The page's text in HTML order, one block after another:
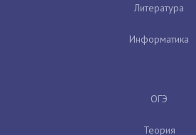
Литература
Информатика
ОГЭ
Теория